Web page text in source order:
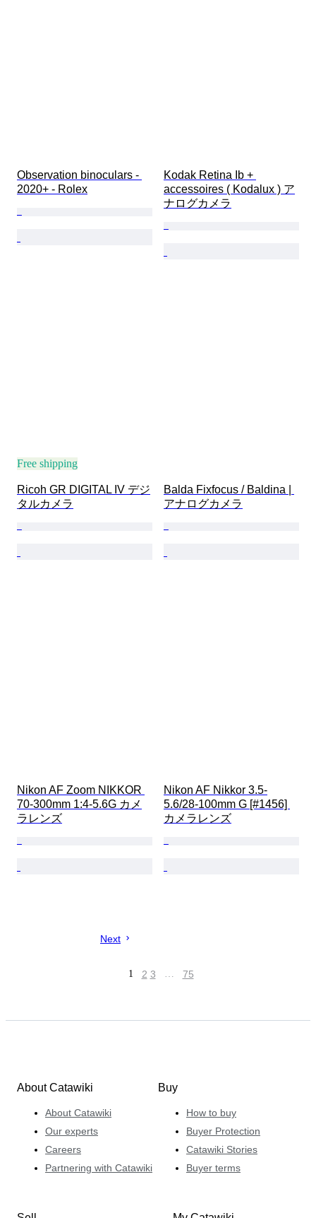
Observation binoculars -
2020+ - Rolex
Kodak Retina Ib +
accessoires ( Kodalux ) ア
ナログカメラ
Free shipping
Ricoh GR DIGITAL IV デジ
タルカメラ
Balda Fixfocus / Baldina |
アナログカメラ
Nikon AF Zoom NIKKOR
70-300mm 1:4-5.6G カメ
ラレンズ
Nikon AF Nikkor 3.5-
5.6/28-100mm G [#1456]
カメラレンズ
Next
1 2 3 … 75
About Catawiki
About Catawiki
Our experts
Careers
Partnering with Catawiki
Buy
How to buy
Buyer Protection
Catawiki Stories
Buyer terms